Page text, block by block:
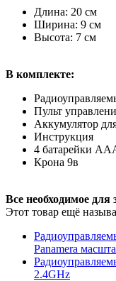
Длина: 20 см
Ширина: 9 см
Высота: 7 см
В комплекте:
Пульт
Аккумулятор
Инструкция
4 батарейки
Крона 9в
Все необходимое для
Этот товар ещё
Panamera
2.4GHz